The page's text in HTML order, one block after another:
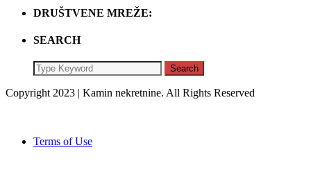
DRUŠTVENE MREŽE:
SEARCH
Search
Copyright 2023 | Kamin nekretnine. All Rights Reserved
Terms of Use